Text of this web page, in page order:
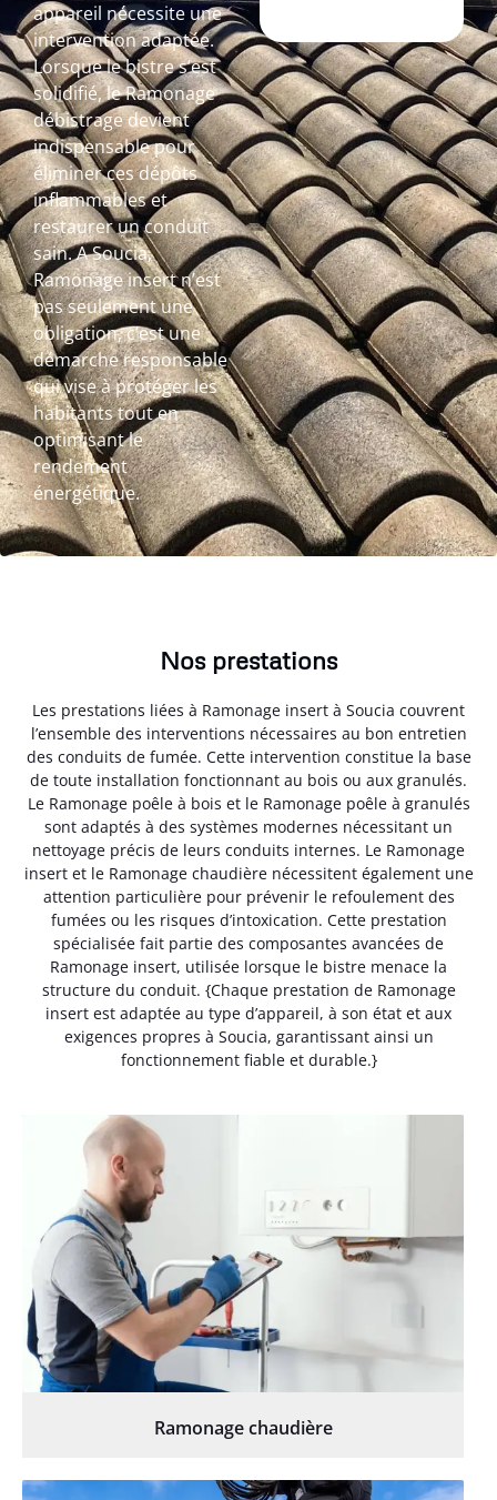
appareil nécessite une
intervention adaptée.
Lorsque le bistre s’est
solidifié, le Ramonage
débistrage devient
indispensable pour
éliminer ces dépôts
inflammables et
restaurer un conduit
sain. A Soucia,
Ramonage insert n’est
pas seulement une
obligation, c’est une
démarche responsable
qui vise à protéger les
habitants tout en
optimisant le
rendement
énergétique.
Nos prestations
Les prestations liées à Ramonage insert à Soucia couvrent
l’ensemble des interventions nécessaires au bon entretien
des conduits de fumée. Cette intervention constitue la base
de toute installation fonctionnant au bois ou aux granulés.
Le Ramonage poêle à bois et le Ramonage poêle à granulés
sont adaptés à des systèmes modernes nécessitant un
nettoyage précis de leurs conduits internes. Le Ramonage
insert et le Ramonage chaudière nécessitent également une
attention particulière pour prévenir le refoulement des
fumées ou les risques d’intoxication. Cette prestation
spécialisée fait partie des composantes avancées de
Ramonage insert, utilisée lorsque le bistre menace la
structure du conduit. {Chaque prestation de Ramonage
insert est adaptée au type d’appareil, à son état et aux
exigences propres à Soucia, garantissant ainsi un
fonctionnement fiable et durable.}
Ramonage chaudière